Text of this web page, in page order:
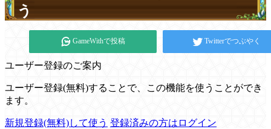
う
GameWithで投稿 Twitterでつぶやく
ユーザー登録のご案内
ユーザー登録(無料)することで、この機能を使うことができ
ます。
新規登録(無料)して使う 登録済みの方はログイン